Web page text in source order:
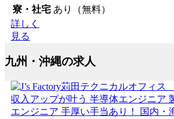
寮・社宅 あり（無料）
詳しく
見る
九州・沖縄の求人